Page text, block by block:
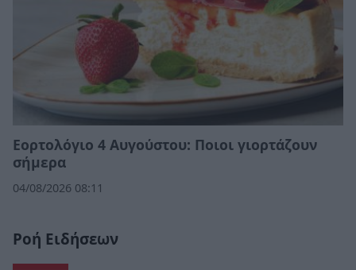
Εορτολόγιο 4 Αυγούστου: Ποιοι γιορτάζουν
σήμερα
04/08/2026 08:11
Ροή Ειδήσεων